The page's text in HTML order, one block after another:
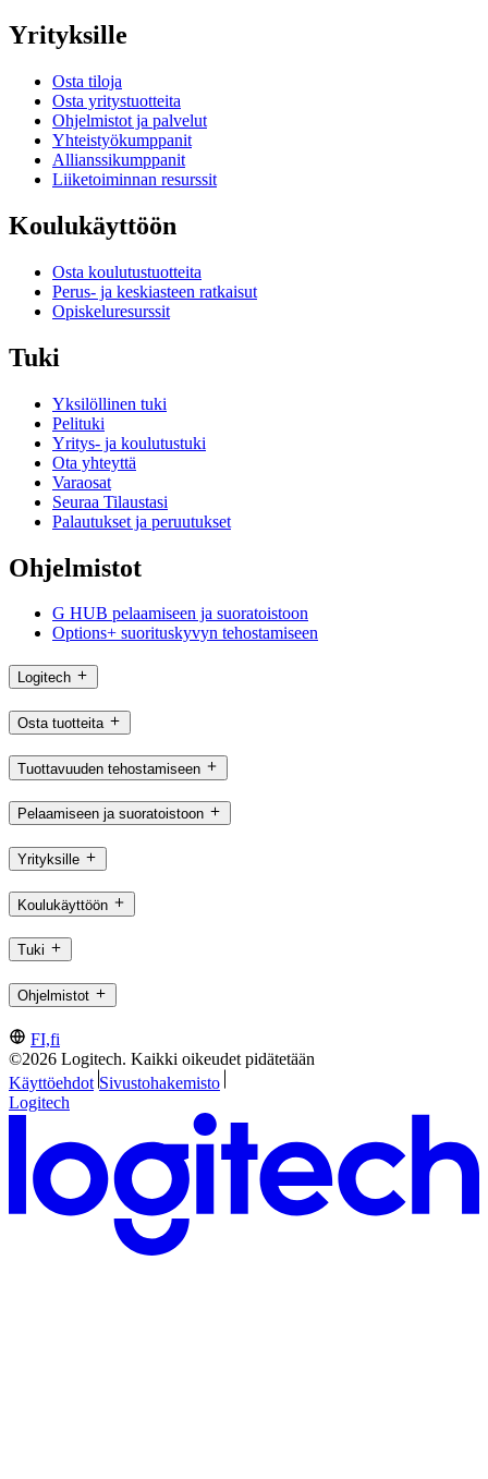
Yrityksille
Osta tiloja
Osta yritystuotteita
Ohjelmistot ja palvelut
Yhteistyökumppanit
Allianssikumppanit
Liiketoiminnan resurssit
Koulukäyttöön
Osta koulutustuotteita
Perus- ja keskiasteen ratkaisut
Opiskeluresurssit
Tuki
Yksilöllinen tuki
Pelituki
Yritys- ja koulutustuki
Ota yhteyttä
Varaosat
Seuraa Tilaustasi
Palautukset ja peruutukset
Ohjelmistot
G HUB pelaamiseen ja suoratoistoon
Options+ suorituskyvyn tehostamiseen
Logitech
Osta tuotteita
Tuottavuuden tehostamiseen
Pelaamiseen ja suoratoistoon
Yrityksille
Koulukäyttöön
Tuki
Ohjelmistot
FI,fi
©2026 Logitech. Kaikki oikeudet pidätetään
Käyttöehdot Sivustohakemisto
Logitech